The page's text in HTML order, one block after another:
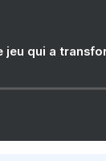
jeu qui a